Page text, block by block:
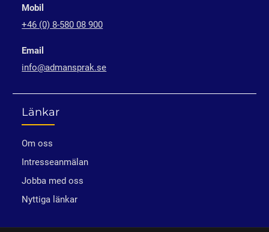
Mobil
+46 (0) 8-580 08 900
Email
info@admansprak.se
Länkar
Om oss
Intresseanmälan
Jobba med oss
Nyttiga länkar